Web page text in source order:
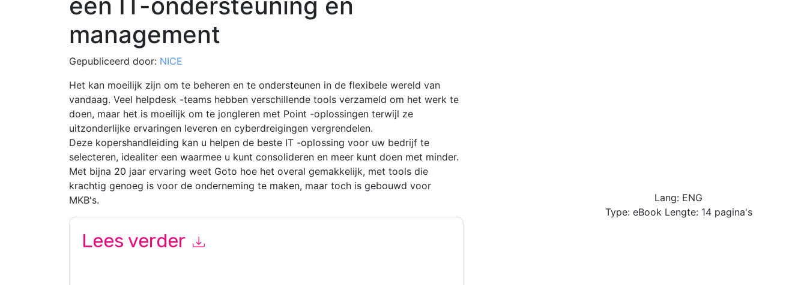
één IT-ondersteuning en
management
Gepubliceerd door: NICE
Het kan moeilijk zijn om te beheren en te ondersteunen in de flexibele wereld van
vandaag. Veel helpdesk -teams hebben verschillende tools verzameld om het werk te
doen, maar het is moeilijk om te jongleren met Point -oplossingen terwijl ze
uitzonderlijke ervaringen leveren en cyberdreigingen vergrendelen.
Deze kopershandleiding kan u helpen de beste IT -oplossing voor uw bedrijf te
selecteren, idealiter een waarmee u kunt consolideren en meer kunt doen met minder.
Met bijna 20 jaar ervaring weet Goto hoe het overal gemakkelijk, met tools die
krachtig genoeg is voor de onderneming te maken, maar toch is gebouwd voor
MKB's.
Lees verder
Lang: ENG
Type: eBook Lengte: 14 pagina's